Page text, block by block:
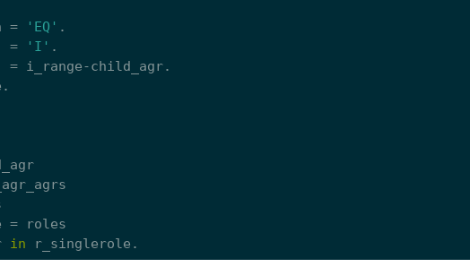
=
'EQ' .
=
'I' .
= roles
in r_singlerole.